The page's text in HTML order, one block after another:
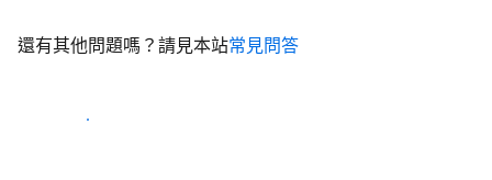
還有其他問題嗎？請見本站常見問答
開始迎接住客